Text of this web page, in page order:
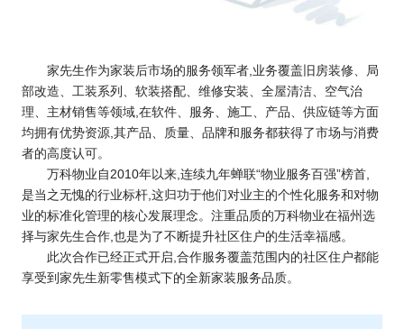
家先生作为家装后市场的服务领军者,业务覆盖旧房装修、局
部改造、工装系列、软装搭配、维修安装、全屋清洁、空气治
理、主材销售等领域,在软件、服务、施工、产品、供应链等方面
均拥有优势资源,其产品、质量、品牌和服务都获得了市场与消费
者的高度认可。
万科物业自2010年以来,连续九年蝉联“物业服务百强”榜首,
是当之无愧的行业标杆,这归功于他们对业主的个性化服务和对物
业的标准化管理的核心发展理念。注重品质的万科物业在福州选
择与家先生合作,也是为了不断提升社区住户的生活幸福感。
此次合作已经正式开启,合作服务覆盖范围内的社区住户都能
享受到家先生新零售模式下的全新家装服务品质。